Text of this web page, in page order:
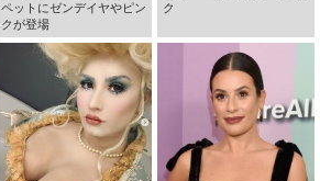
ペットにゼンデイヤやピン
クが登場
ク